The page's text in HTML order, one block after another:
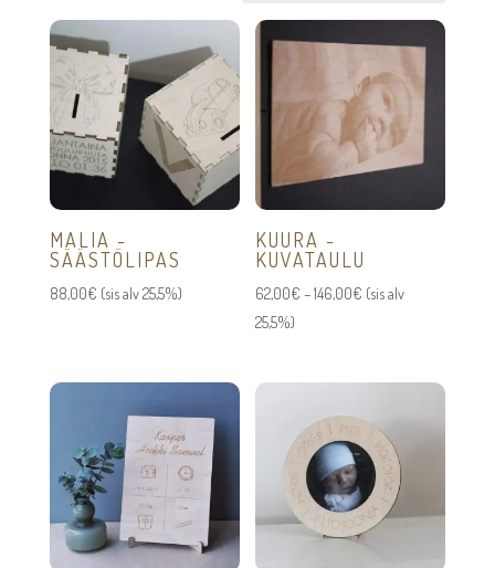
MALIA -
SÄÄSTÖLIPAS
88,00€ (sis alv 25,5%)
KUURA -
KUVATAULU
62,00€ –146,00€ Hintaluokka:
146,00€
(sis alv
25,5%)